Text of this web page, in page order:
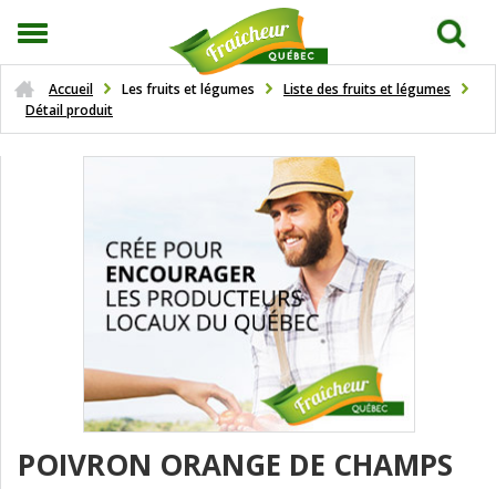
Accueil Les fruits et légumes
Liste des fruits et légumes
Détail produit
POIVRON ORANGE DE CHAMPS